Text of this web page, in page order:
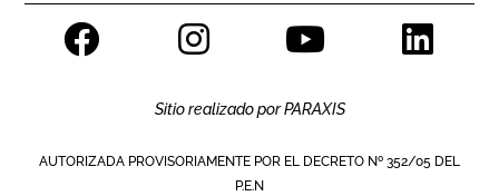
Sitio realizado porPARAXIS
AUTORIZADA PROVISORIAMENTE POR EL DECRETO Nº 352/05 DEL
P.E.N